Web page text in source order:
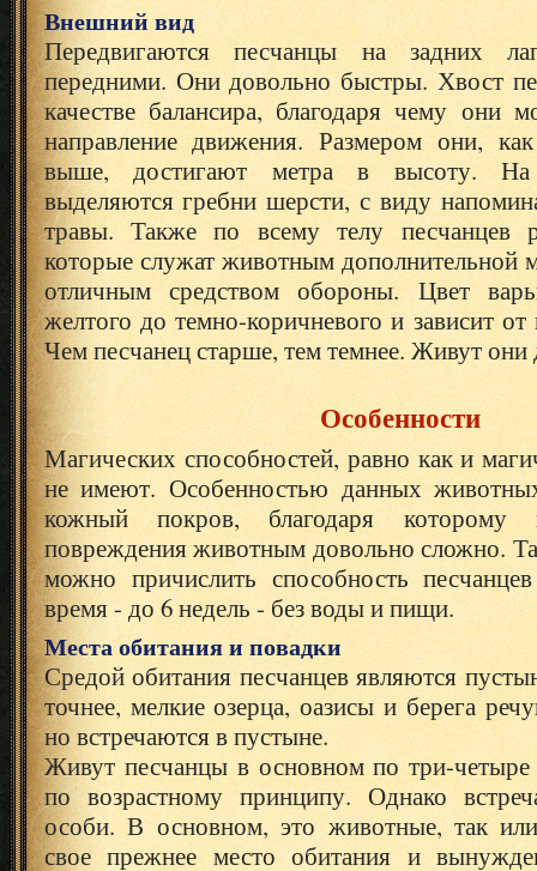
Внешний вид
Передвигаются песчанцы на задних
передними. Они довольно быстры. Хвост
качестве балансира, благодаря чему они
направление движения. Размером они,
выше, достигают метра в высоту. На
выделяются гребни шерсти, с виду
травы. Также по всему телу песчанцев
которые служат животным дополнительной
отличным средством обороны. Цвет
желтого до темно-коричневого и зависит от
Чем песчанец старше, тем темнее. Живут они
Особенности
Магических способностей, равно как и
не имеют. Особенностью данных
кожный покров, благодаря которому
повреждения животным довольно сложно.
можно причислить способность
время - до 6 недель - без воды и пищи.
Места обитания и повадки
Средой обитания песчанцев являются
точнее, мелкие озерца, оазисы и берега
но встречаются в пустыне.
Живут песчанцы в основном по три-четыре
по возрастному принципу. Однако
особи. В основном, это животные, так
свое прежнее место обитания и